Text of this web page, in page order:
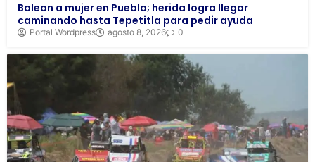
Balean a mujer en Puebla; herida logra llegar
caminando hasta Tepetitla para pedir ayuda
Portal Wordpress agosto 8, 2026 0